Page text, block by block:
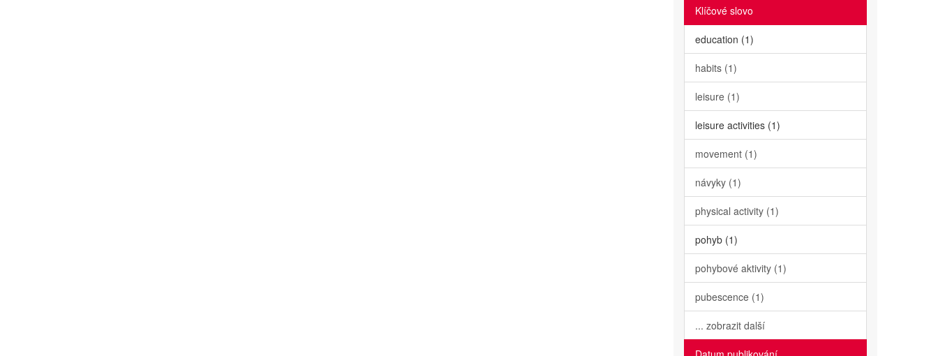
Klíčové slovo
education (1)
habits (1)
leisure (1)
leisure activities (1)
movement (1)
návyky (1)
physical activity (1)
pohyb (1)
pohybové aktivity (1)
pubescence (1)
... zobrazit další